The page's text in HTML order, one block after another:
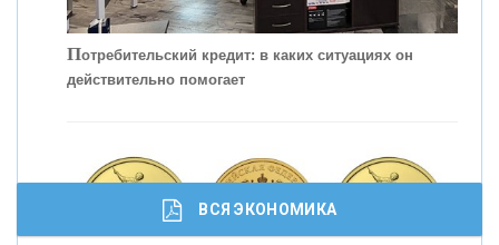
Потребительский кредит: в каких ситуациях он
действительно помогает
ВСЯ ЭКОНОМИКА